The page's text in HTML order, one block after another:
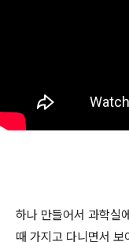
하나 만들어서 과학실
때 가지고 다니면서